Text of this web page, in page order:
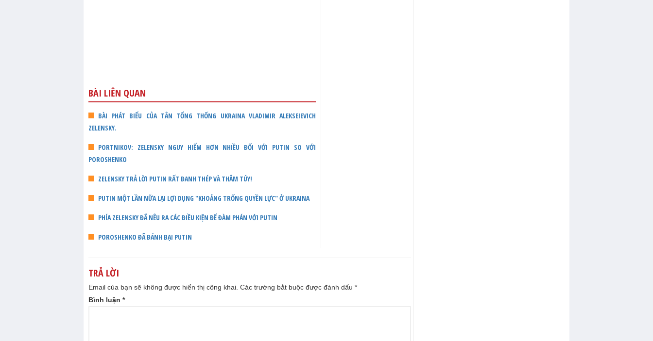
BÀI LIÊN QUAN
BÀI PHÁT BIỂU CỦA TÂN TỔNG THỐNG UKRAINA VLADIMIR ALEKSEIEVICH
ZELENSKY.
PORTNIKOV: ZELENSKY NGUY HIỂM HƠN NHIỀU ĐỐI VỚI PUTIN SO VỚI
POROSHENKO
ZELENSKY TRẢ LỜI PUTIN RẤT ĐANH THÉP VÀ THÂM TÚY!
PUTIN MỘT LẦN NỮA LẠI LỢI DỤNG "KHOẢNG TRỐNG QUYỀN LỰC" Ở UKRAINA
PHÍA ZELENSKY ĐÃ NÊU RA CÁC ĐIỀU KIỆN ĐỂ ĐÀM PHÁN VỚI PUTIN
POROSHENKO ĐÃ ĐÁNH BẠI PUTIN
TRẢ LỜI
Email của bạn sẽ không được hiển thị công khai. Các trường bắt buộc được đánh dấu *
Bình luận *